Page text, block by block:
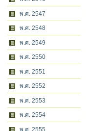
พ.ศ. 2547
พ.ศ. 2548
พ.ศ. 2549
พ.ศ. 2550
พ.ศ. 2551
พ.ศ. 2552
พ.ศ. 2553
พ.ศ. 2554
พ.ศ. 2555